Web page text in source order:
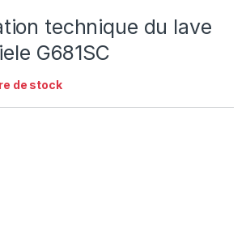
technique du lave
G681SC
de stock